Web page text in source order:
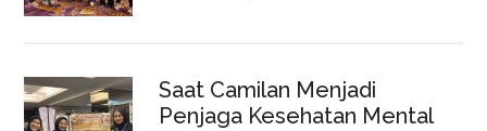
Saat Camilan Menjadi
Penjaga Kesehatan Mental